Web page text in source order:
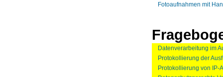
Fotoaufnahmen mit
Datenverarbeitung im
Protokollierung der
Protokollierung von IP-